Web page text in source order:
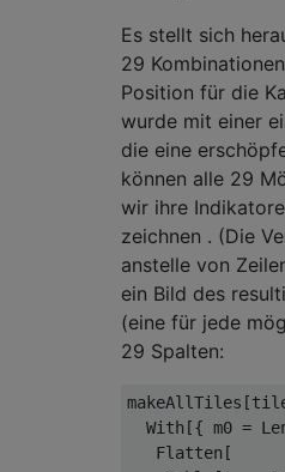
Es stellt sich
29
Position für die
wurde mit einer
die eine
können alle 29
wir ihre
zeichnen . (Die
anstelle von
ein Bild des
(eine für jede
29 Spalten:
With[{ m0 =
   Flatten[